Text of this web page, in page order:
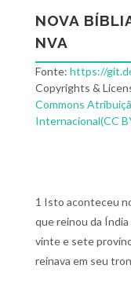
NOVA
NVA
Fonte: https://
Copyrights &
Commons
Internacional(CC
1 Isto aconteceu
que reinou da
vinte e sete
reinava em seu